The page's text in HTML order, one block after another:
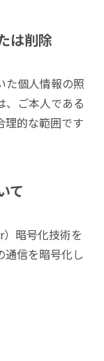
は削除
た個人情報の照
、ご本人である
理的な範囲です
て
暗号化技術を
通信を暗号化し